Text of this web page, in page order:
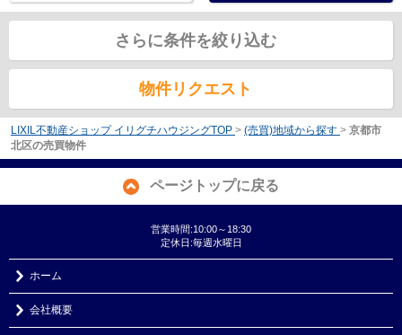
さらに条件を絞り込む
物件リクエスト
LIXIL不動産ショップ イリグチハウジングTOP > (売買)地域から探す > 京都市
北区の売買物件
ページトップに戻る
営業時間:10:00～18:30
定休日:毎週水曜日
ホーム
会社概要